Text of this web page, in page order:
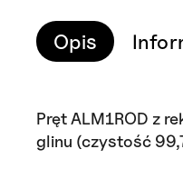
Opis
Pręt ALM1ROD z
glinu (czystość